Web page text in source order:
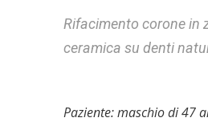
Rifacimento corone in
ceramica su denti
Paziente: maschio di 47